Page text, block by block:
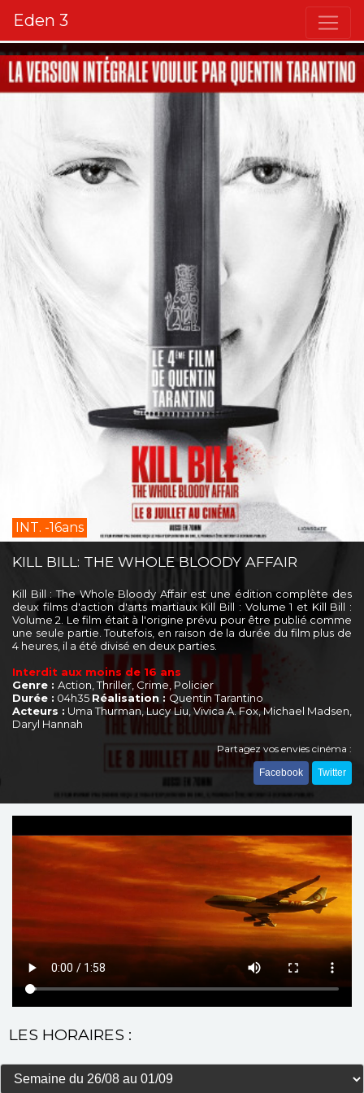
Eden 3
INT. -16ans
KILL BILL: THE WHOLE BLOODY AFFAIR
Kill Bill : The Whole Bloody Affair est une édition complète des
deux films d'action d'arts martiaux Kill Bill : Volume 1 et Kill Bill :
Volume 2. Le film était à l'origine prévu pour être publié comme
une seule partie. Toutefois, en raison de la durée du film plus de
4 heures, il a été divisé en deux parties.
Interdit aux moins de 16 ans
Genre : Action, Thriller, Crime, Policier
Durée : 04h35 Réalisation : Quentin Tarantino
Acteurs : Uma Thurman, Lucy Liu, Vivica A. Fox, Michael Madsen,
Daryl Hannah
Partagez vos envies cinéma :
Facebook Twitter
LES HORAIRES :